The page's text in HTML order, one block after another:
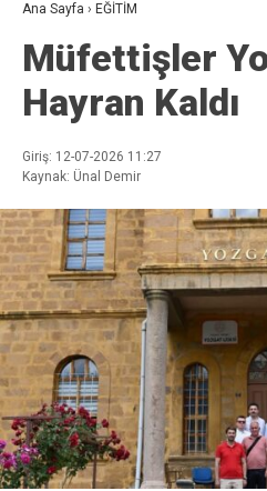
Ana Sayfa › EĞİTİM
Müfettişler
Hayran Kaldı
Giriş: 12-07-2026 11:27
Kaynak: Ünal Demir